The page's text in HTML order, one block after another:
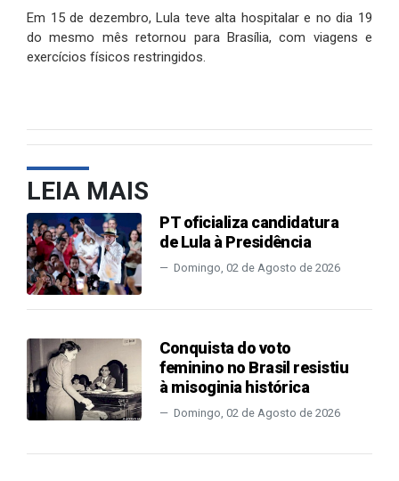
Em 15 de dezembro, Lula teve alta hospitalar e no dia 19
do mesmo mês retornou para Brasília, com viagens e
exercícios físicos restringidos.
LEIA MAIS
PT oficializa candidatura
de Lula à Presidência
Domingo, 02 de Agosto de 2026
Conquista do voto
feminino no Brasil resistiu
à misoginia histórica
Domingo, 02 de Agosto de 2026